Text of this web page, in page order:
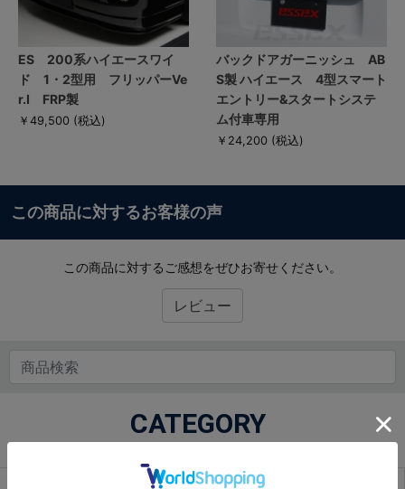
ES 200系ハイエースワイ
ド 1・2型用 フリッパーVe
r.I FRP製
￥49,500 (税込)
バックドアガーニッシュ AB
S製 ハイエース 4型スマート
エントリー&スタートシステ
ム付車専用
￥24,200 (税込)
この商品に対するお客様の声
この商品に対するご感想をぜひお寄せください。
レビュー
CATEGORY